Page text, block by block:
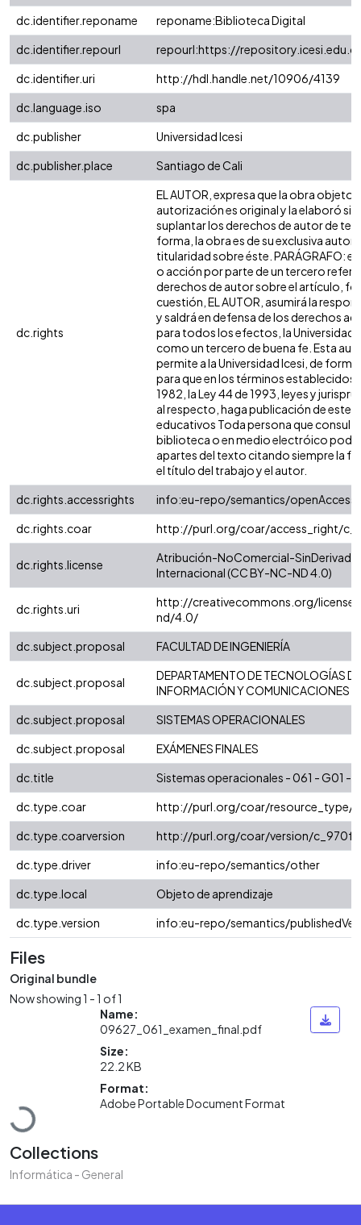
dc.identifier.reponame
reponame:Biblioteca Digital
dc.identifier.repourl
repourl:https://
dc.identifier.uri
http://hdl.handle.net/10906/4139
dc.language.iso
spa
dc.publisher
Universidad Icesi
dc.publisher.place
Santiago de Cali
dc.rights
EL AUTOR, expresa que la obra objeto
autorización es original y la elaboró
suplantar los derechos de autor de
forma, la obra es de su exclusiva
titularidad sobre éste. PARÁGRAFO:
o acción por parte de un tercero
derechos de autor sobre el artículo,
cuestión, EL AUTOR, asumirá la
y saldrá en defensa de los derechos
para todos los efectos, la Universidad
como un tercero de buena fe. Esta
permite a la Universidad Icesi, de
para que en los términos establecidos
1982, la Ley 44 de 1993, leyes y
al respecto, haga publicación de este
educativos Toda persona que consulte
biblioteca o en medio electróico
apartes del texto citando siempre la
el título del trabajo y el autor.
dc.rights.accessrights
info:eu-repo/semantics/openAccess
dc.rights.coar
http://purl.org/coar/access_right/
dc.rights.license
Atribución-NoComercial-
Internacional (CC BY-NC-ND 4.0)
dc.rights.uri
http://creativecommons.org/
nd/4.0/
dc.subject.proposal
FACULTAD DE INGENIERÍA
dc.subject.proposal
DEPARTAMENTO DE TECNOLOGÍAS DE
INFORMACIÓN Y COMUNICACIONES
dc.subject.proposal
SISTEMAS OPERACIONALES
dc.subject.proposal
EXÁMENES FINALES
dc.title
Sistemas operacionales - 061 - G01 -
dc.type.coar
http://purl.org/coar/resource_type/
dc.type.coarversion
http://purl.org/coar/version/
dc.type.driver
info:eu-repo/semantics/other
dc.type.local
Objeto de aprendizaje
dc.type.version
info:eu-repo/semantics/
Files
Original bundle
Now showing1 - 1 of 1
Loading...
Name:
09627_061_examen_final.pdf
Size:
22.2 KB
Format:
Adobe Portable Document Format
Collections
Informática - General